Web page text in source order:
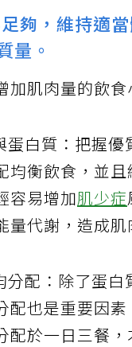
夠，維持適
量。
加肌肉量的飲食
蛋白質：把握優
均衡飲食，並
容易增加肌少症
量代謝，造成肌
分配：除了蛋白
配也是重要因
配於一日三餐